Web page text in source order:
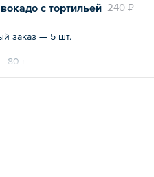
240 ₽
с тортильей
заказ — 5 шт.
80 г